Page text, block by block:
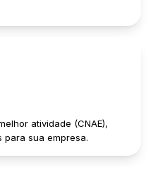
atividade (CNAE),
para sua empresa.